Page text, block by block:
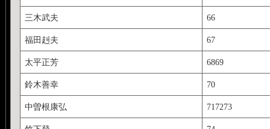
三木武夫 66
福田赳夫 67
太平正芳 6869
鈴木善幸 70
中曽根康弘 717273